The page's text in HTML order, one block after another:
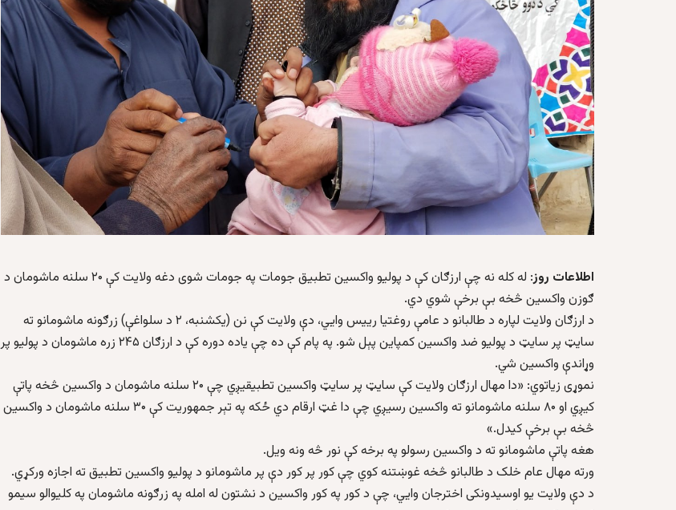
اطلاعات روز
: له کله نه چې ارزګان کې د پولیو واکسین تطبیق جومات په جومات شوی دغه ولایت کې ۲۰ سلنه ماشومان د
ګوزن واکسین څخه بې برخې شوي دي.
د ارزګان ولایت لپاره د طالبانو د عامې روغتيا ريیس وايي، دې ولایت کې نن (یکشنبه، ۲ د سلواغې) زرګونه ماشومانو ته
سایټ پر سایټ د پولیو ضد واکسین کمپاین پېل شو. په پام کې ده چې یاده دوره کې د ارزګان ۲۴۵ زره ماشومان د پولیو پر
وړاندې واکسین شي.
نموړی زیاتوي: «دا مهال ارزګان ولايت کې سايټ پر سايټ واکسین تطبیقیږي چې ۲۰ سلنه ماشومان د واکسين څخه پاتې
کيږي او ۸۰ سلنه ماشومانو ته واکسين رسيږي چې دا غټ ارقام دي ځکه په تېر جمهوريت کې ۳۰ سلنه ماشومان د واکسين
څخه بې برخې کيدل.»
هغه پاتې ماشومانو ته د واکسین رسولو په برخه کې نور څه ونه ویل.
ورته مهال عام خلک د طالبانو څخه غوښتنه کوي چې کور پر کور دې پر ماشومانو د پوليو واکسين تطبیق ته اجازه ورکړي.
د دې ولايت يو اوسيدونکی اخترجان وایي، چې د کور په کور واکسين د نشتون له امله په زرګونه ماشومان په کليوالو سيمو